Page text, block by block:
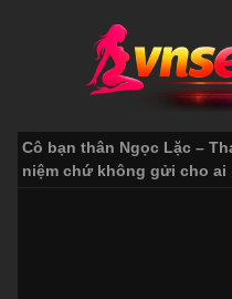
Cô bạn thân Ngọc Lặc –
niệm chứ không gửi cho ai